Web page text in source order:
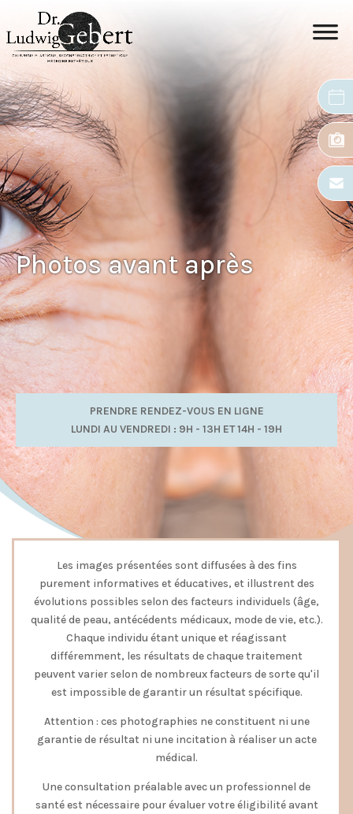
Photos avant après
PRENDRE RENDEZ-VOUS EN LIGNE
LUNDI AU VENDREDI : 9H - 13H ET 14H - 19H
Les images présentées sont diffusées à des fins
purement informatives et éducatives, et illustrent des
évolutions possibles selon des facteurs individuels (âge,
qualité de peau, antécédents médicaux, mode de vie, etc.).
Chaque individu étant unique et réagissant
différemment, les résultats de chaque traitement
peuvent varier selon de nombreux facteurs de sorte qu'il
est impossible de garantir un résultat spécifique.
Attention : ces photographies ne constituent ni une
garantie de résultat ni une incitation à réaliser un acte
médical.
Une consultation préalable avec un professionnel de
santé est nécessaire pour évaluer votre éligibilité avant